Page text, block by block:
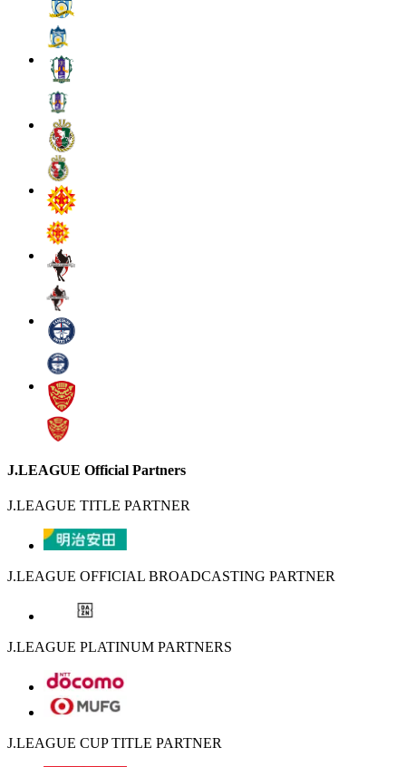
J.LEAGUE Official Partners
J.LEAGUE TITLE PARTNER
J.LEAGUE OFFICIAL BROADCASTING PARTNER
J.LEAGUE PLATINUM PARTNERS
J.LEAGUE CUP TITLE PARTNER